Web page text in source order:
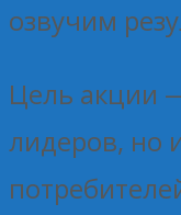
озвучим
Цель акции
лидеров, но